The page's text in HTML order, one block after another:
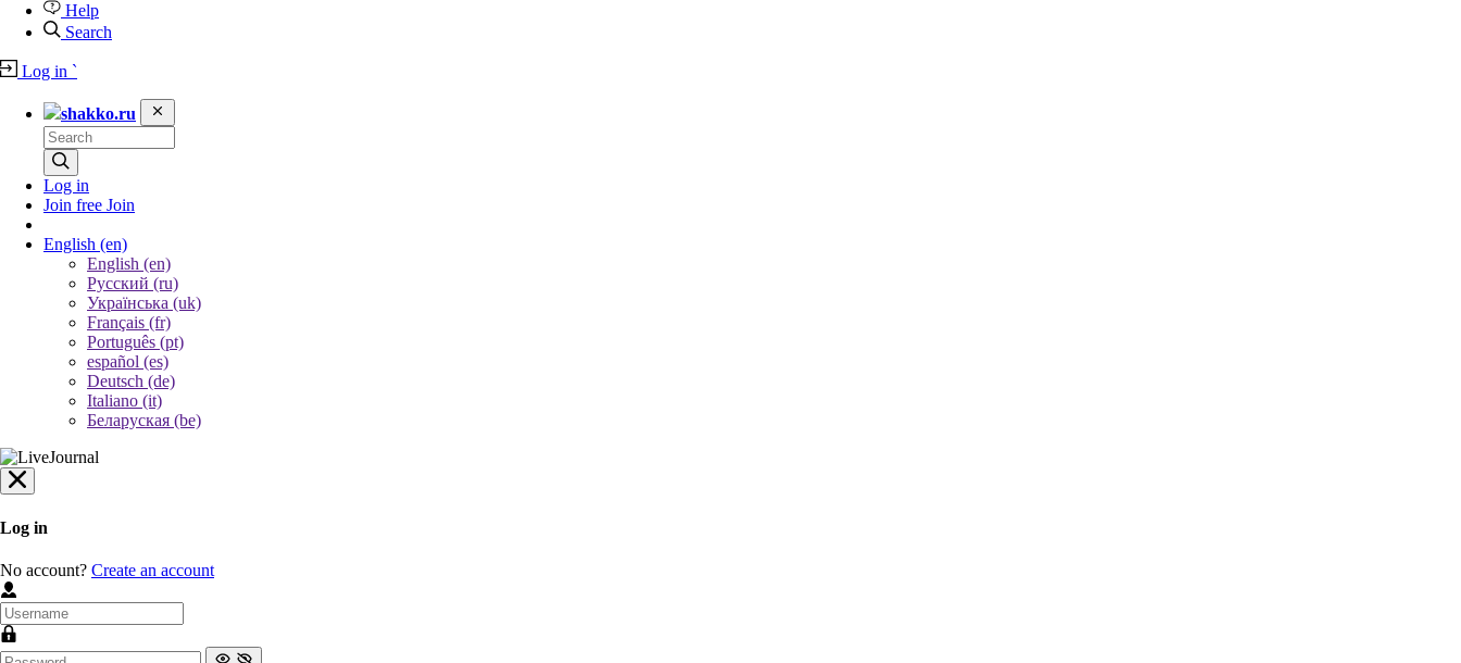
Help
Search
Log in `
shakko.ru
Log in
Join free Join
English (en)
English (en)
Русский (ru)
Українська (uk)
Français (fr)
Português (pt)
español (es)
Deutsch (de)
Italiano (it)
Беларуская (be)
Log in
No account? Create an account